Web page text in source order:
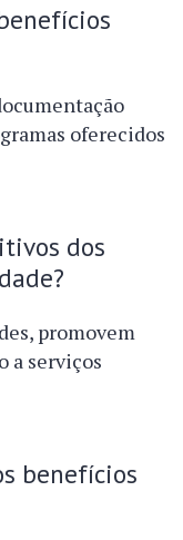
oferecidos
dos
promovem
a serviços
benefícios